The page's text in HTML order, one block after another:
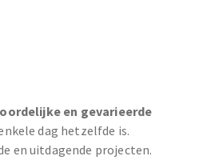
en gevarieerde
dag hetzelfde is.
en uitdagende projecten.